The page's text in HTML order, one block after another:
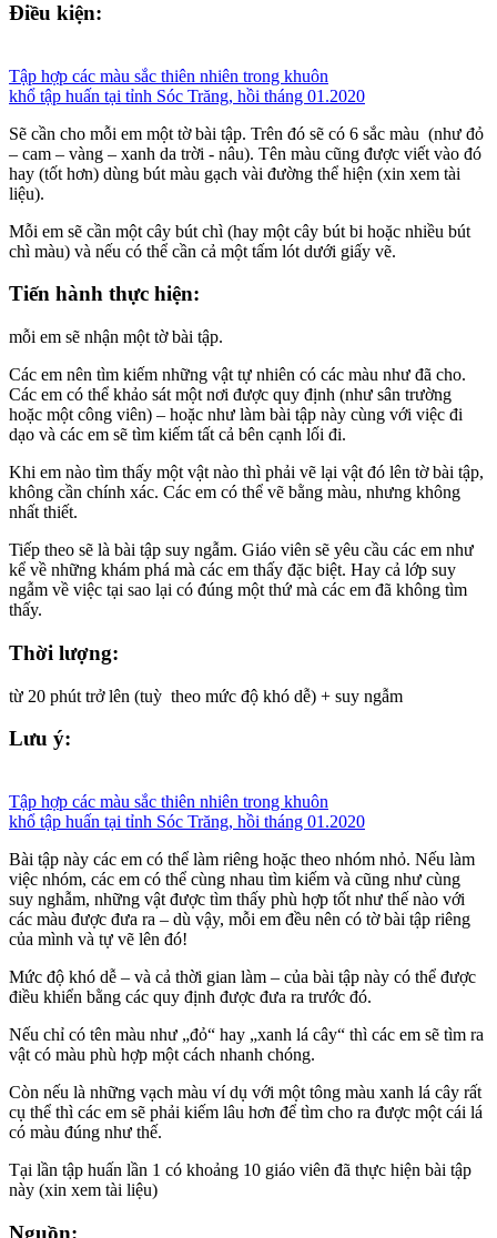
Điều kiện:
Tập hợp các màu sắc thiên nhiên trong khuôn
khổ tập huấn tại tỉnh Sóc Trăng, hồi tháng 01.2020
Sẽ cần cho mỗi em một tờ bài tập. Trên đó sẽ có 6 sắc màu (như đỏ
– cam – vàng – xanh da trời - nâu). Tên màu cũng được viết vào đó
hay (tốt hơn) dùng bút màu gạch vài đường thể hiện (xin xem tài
liệu).
Mỗi em sẽ cần một cây bút chì (hay một cây bút bi hoặc nhiều bút
chì màu) và nếu có thể cần cả một tấm lót dưới giấy vẽ.
Tiến hành thực hiện:
mỗi em sẽ nhận một tờ bài tập.
Các em nên tìm kiếm những vật tự nhiên có các màu như đã cho.
Các em có thể khảo sát một nơi được quy định (như sân trường
hoặc một công viên) – hoặc như làm bài tập này cùng với việc đi
dạo và các em sẽ tìm kiếm tất cả bên cạnh lối đi.
Khi em nào tìm thấy một vật nào thì phải vẽ lại vật đó lên tờ bài tập,
không cần chính xác. Các em có thể vẽ bằng màu, nhưng không
nhất thiết.
Tiếp theo sẽ là bài tập suy ngẫm. Giáo viên sẽ yêu cầu các em như
kể về những khám phá mà các em thấy đặc biệt. Hay cả lớp suy
ngẫm về việc tại sao lại có đúng một thứ mà các em đã không tìm
thấy.
Thời lượng:
từ 20 phút trở lên (tuỳ theo mức độ khó dễ) + suy ngẫm
Lưu ý:
Tập hợp các màu sắc thiên nhiên trong khuôn
khổ tập huấn tại tỉnh Sóc Trăng, hồi tháng 01.2020
Bài tập này các em có thể làm riêng hoặc theo nhóm nhỏ. Nếu làm
việc nhóm, các em có thể cùng nhau tìm kiếm và cũng như cùng
suy nghẫm, những vật được tìm thấy phù hợp tốt như thế nào với
các màu được đưa ra – dù vậy, mỗi em đều nên có tờ bài tập riêng
của mình và tự vẽ lên đó!
Mức độ khó dễ – và cả thời gian làm – của bài tập này có thể được
điều khiển bằng các quy định được đưa ra trước đó.
Nếu chỉ có tên màu như „đỏ“ hay „xanh lá cây“ thì các em sẽ tìm ra
vật có màu phù hợp một cách nhanh chóng.
Còn nếu là những vạch màu ví dụ với một tông màu xanh lá cây rất
cụ thể thì các em sẽ phải kiếm lâu hơn để tìm cho ra được một cái lá
có màu đúng như thế.
Tại lần tập huấn lần 1 có khoảng 10 giáo viên đã thực hiện bài tập
này (xin xem tài liệu)
Nguồn: